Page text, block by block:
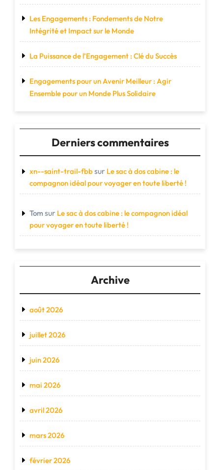
Les Engagements : Fondements de Notre
Intégrité et Impact sur le Monde
La Puissance de l’Engagement : Clé du Succès
Engagements pour un Avenir Meilleur : Agir
Ensemble pour un Monde Plus Solidaire
Derniers commentaires
xn--saint-trail-fbbsur Le sac à dos cabine : le
compagnon idéal pour voyager en toute liberté !
Tom sur Le sac à dos cabine : le compagnon idéal
pour voyager en toute liberté !
Archive
août 2026
juillet 2026
juin 2026
mai 2026
avril 2026
mars 2026
février 2026